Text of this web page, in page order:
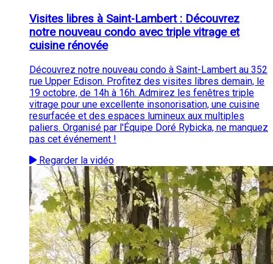
Visites libres à Saint-Lambert : Découvrez
notre nouveau condo avec triple vitrage et
cuisine rénovée
Découvrez notre nouveau condo à Saint-Lambert au 352
rue Upper Edison. Profitez des visites libres demain, le
19 octobre, de 14h à 16h. Admirez les fenêtres triple
vitrage pour une excellente insonorisation, une cuisine
resurfacée et des espaces lumineux aux multiples
paliers. Organisé par l'Équipe Doré Rybicka, ne manquez
pas cet événement !
Regarder la vidéo